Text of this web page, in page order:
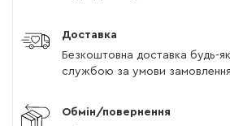
Доставка
Безкоштовна доставка будь-
службою за умови замовлення
Обмін/повернення